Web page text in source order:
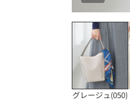
グレージュ(050)